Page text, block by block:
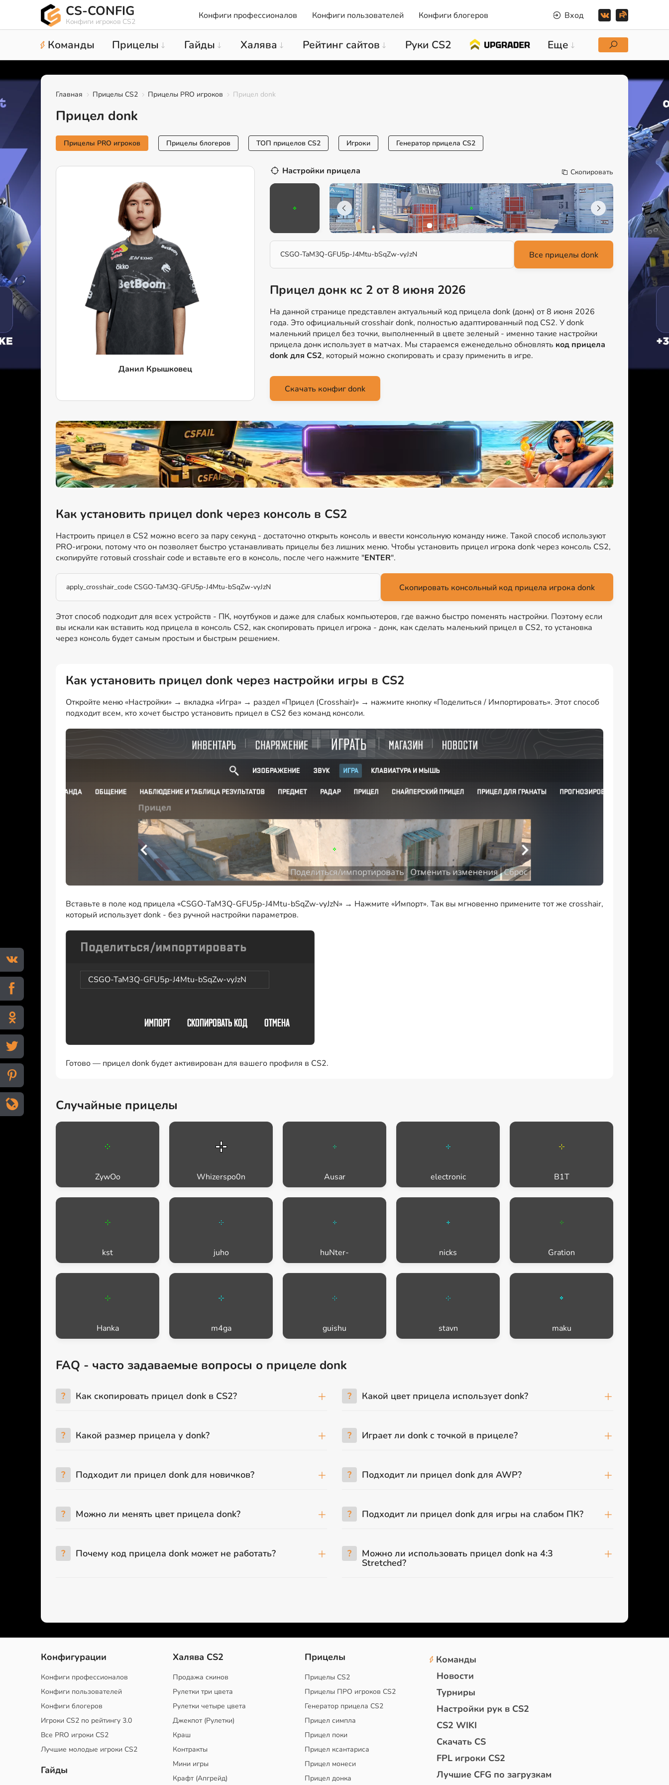
CS-CONFIG
Конфиги игроков CS2
Конфиги профессионалов Конфиги пользователей Конфиги блогеров Вход
Команды Прицелы Гайды Халява Рейтинг сайтов Руки CS2 Еще
Главная Прицелы CS2 Прицелы PRO игроков Прицел donk
Прицел donk
Прицелы PRO игроков Прицелы блогеров ТОП прицелов CS2 Игроки Генератор прицела CS2
Данил Крышковец
Настройки прицела Скопировать
CSGO-TaM3Q-GFU5p-J4Mtu-bSqZw-vyJzN
Прицел донк кс 2 от 8 июня 2026
На данной странице представлен актуальный код прицела donk (донк) от 8 июня 2026
года. Это официальный crosshair donk, полностью адаптированный под CS2. У donk
маленький прицел без точки, выполненный в цвете зеленый - именно такие настройки
прицела донк использует в матчах. Мы стараемся еженедельно обновлять код прицела
donk для CS2, который можно скопировать и сразу применить в игре.
Скачать конфиг donk
Как установить прицел donk через консоль в CS2
Настроить прицел в CS2 можно всего за пару секунд - достаточно открыть консоль и ввести консольную команду ниже. Такой способ используют
PRO-игроки, потому что он позволяет быстро устанавливать прицелы без лишних меню. Чтобы установить прицел игрока donk через консоль CS2,
скопируйте готовый crosshair code и вставьте его в консоль, после чего нажмите "ENTER".
apply_crosshair_code CSGO-TaM3Q-GFU5p-J4Mtu-bSqZw-vyJzN Скопировать консольный код прицела игрока donk
Этот способ подходит для всех устройств - ПК, ноутбуков и даже для слабых компьютеров, где важно быстро поменять настройки. Поэтому если
вы искали как вставить код прицела в консоль CS2, как скопировать прицел игрока - донк, как сделать маленький прицел в CS2, то установка
через консоль будет самым простым и быстрым решением.
Как установить прицел donk через настройки игры в CS2
Откройте меню «Настройки» → вкладка «Игра» → раздел «Прицел (Crosshair)» → нажмите кнопку «Поделиться / Импортировать». Этот способ
подходит всем, кто хочет быстро установить прицел в CS2 без команд консоли.
Вставьте в поле код прицела «CSGO-TaM3Q-GFU5p-J4Mtu-bSqZw-vyJzN» → Нажмите «Импорт». Так вы мгновенно примените тот же crosshair,
который использует donk - без ручной настройки параметров.
CSGO-TaM3Q-GFU5p-J4Mtu-bSqZw-vyJzN
Готово — прицел donk будет активирован для вашего профиля в CS2.
Случайные прицелы
ZywOo Whizerspo0n Ausar electronic B1T
kst juho huNter- nicks Gration
Hanka m4ga guishu stavn maku
FAQ - часто задаваемые вопросы о прицеле donk
? Как скопировать прицел donk в CS2? ? Какой цвет прицела использует donk?
? Какой размер прицела у donk? ? Играет ли donk с точкой в прицеле?
? Подходит ли прицел donk для новичков? ? Подходит ли прицел donk для AWP?
? Можно ли менять цвет прицела donk? ? Подходит ли прицел donk для игры на слабом ПК?
? Почему код прицела donk может не работать? ? Можно ли использовать прицел donk на 4:3
Stretched?
Конфигурации
Конфиги профессионалов
Конфиги пользователей
Конфиги блогеров
Игроки CS2 по рейтингу 3.0
Все PRO игроки CS2
Лучшие молодые игроки CS2
Гайды
Халява CS2
Продажа скинов
Рулетки три цвета
Рулетки четыре цвета
Джекпот (Рулетки)
Краш
Контракты
Мини игры
Крафт (Апгрейд)
Прицелы
Прицелы CS2
Прицелы ПРО игроков CS2
Генератор прицела CS2
Прицел симпла
Прицел поки
Прицел ксантариса
Прицел монеси
Прицел донка
Команды
Новости
Турниры
Настройки рук в CS2
CS2 WIKI
Скачать CS
FPL игроки CS2
Лучшие CFG по загрузкам